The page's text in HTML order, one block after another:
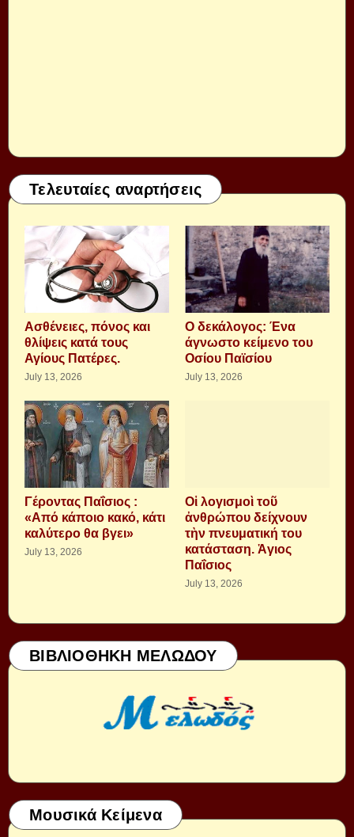
Τελευταίες αναρτήσεις
Aσθένειες, πόνος και
θλίψεις κατά τους
Αγίους Πατέρες.
July 13, 2026
Ο δεκάλογος: Ένα
άγνωστο κείμενο του
Οσίου Παϊσίου
July 13, 2026
Γέροντας Παΐσιος :
«Από κάποιο κακό, κάτι
καλύτερο θα βγει»
July 13, 2026
Οἱ λογισμοὶ τοῦ
ἀνθρώπου δείχνουν
τὴν πνευματική του
κατάσταση. Ἁγιος
Παΐσιος
July 13, 2026
ΒΙΒΛΙΟΘΗΚΗ ΜΕΛΩΔΟΥ
Μουσικά Κείμενα